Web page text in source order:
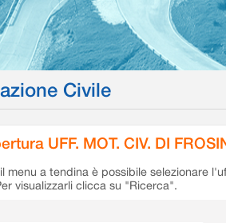
Civile
UFF. MOT. CIV. DI
menu a tendina è possibile selezionare
visualizzarli clicca su "Ricerca".